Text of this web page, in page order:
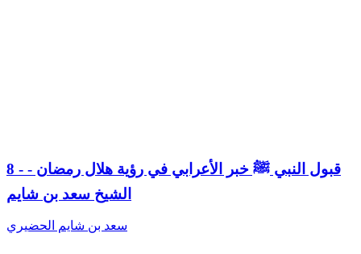
8 - قبول النبي ﷺ خبر الأعرابي في رؤية هلال رمضان -
الشيخ سعد بن شايم
سعد بن شايم الحضيري